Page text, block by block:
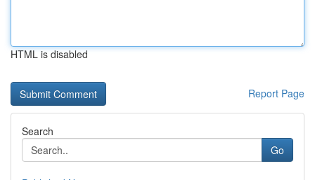
HTML is disabled
Report Page
Search
Go